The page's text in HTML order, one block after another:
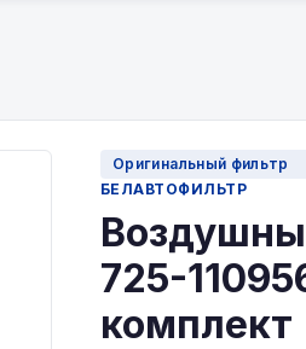
Оригинальный фильтр
БЕЛАВТОФИЛЬТР
725-
комплект